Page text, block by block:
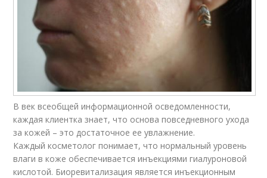
В век всеобщей информационной осведомленности,
каждая клиентка знает, что основа повседневного ухода
за кожей – это достаточное ее увлажнение.
Каждый косметолог понимает, что нормальный уровень
влаги в коже обеспечивается инъекциями гиалуроновой
кислотой. Биоревитализация является инъекционным